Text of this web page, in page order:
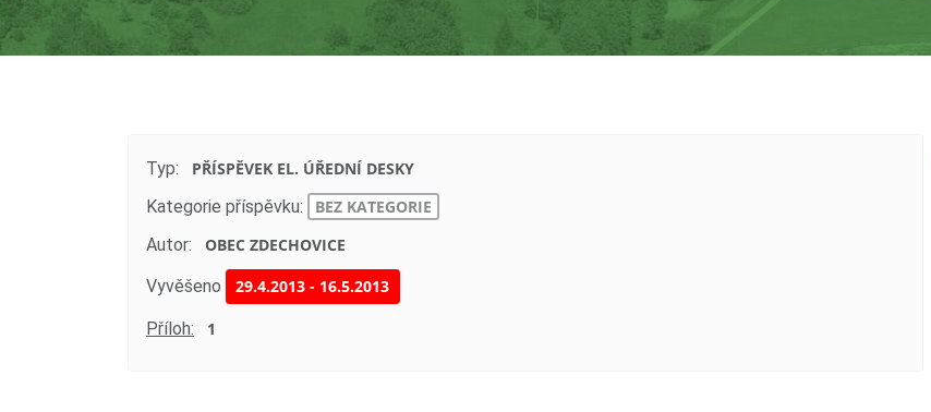
Typ:
PŘÍSPĚVEK EL. ÚŘEDNÍ DESKY
Kategorie příspěvku:
BEZ KATEGORIE
Autor:
OBEC ZDECHOVICE
Vyvěšeno 29.4.2013 - 16.5.2013
Příloh: 1